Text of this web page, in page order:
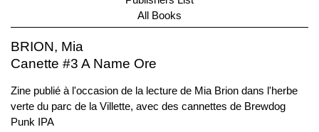
All Books
BRION, Mia
Canette #3 A Name Ore
Zine publié à l'occasion de la lecture de Mia Brion dans l'herbe
verte du parc de la Villette, avec des cannettes de Brewdog
Punk IPA